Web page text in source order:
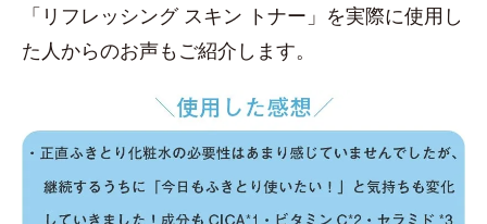
「リフレッシング スキン トナー」を実際に使用し
た人からのお声もご紹介します。